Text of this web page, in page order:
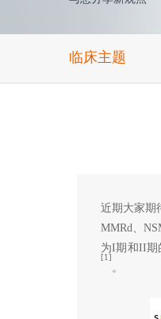
临床主题
近期大家期
MMRd、
为I期和II期
[1]
。